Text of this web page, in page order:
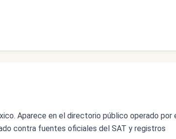
Aparece en el directorio público operado por
contra fuentes oficiales del SAT y registros